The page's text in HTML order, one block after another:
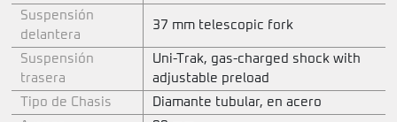
Suspensión
delantera
37 mm telescopic fork
Suspensión
trasera
Uni-Trak, gas-charged shock with
adjustable preload
Tipo de Chasis
Diamante tubular, en acero